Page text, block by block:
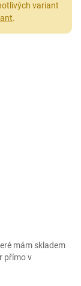
variant
.
mám skladem
přímo v